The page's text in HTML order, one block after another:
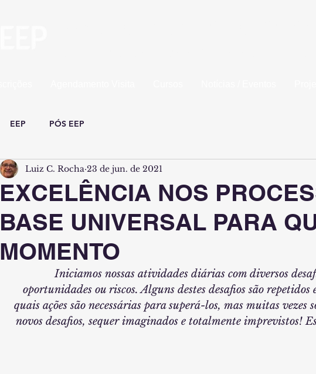
EEP PÓS EEP
EXCELÊNCIA NOS
BASE UNIVERSAL PARA
MOMENTO
Luiz C. Rocha 23 de jun. de 2021
Iniciamos nossas atividades diárias com diversos
oportunidades ou riscos. Alguns destes desafios são repetidos
quais ações são necessárias para superá-los, mas muitas vezes
novos desafios, sequer imaginados e totalmente imprevistos!